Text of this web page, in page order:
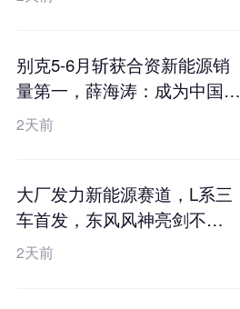
别克5-6月斩获合资新能源销
量第一，薛海涛：成为中国市
场新能源第一是我们未来的目
2天前
大厂发力新能源赛道，L系三
车首发，东风风神亮剑不
做“速成车”！
2天前